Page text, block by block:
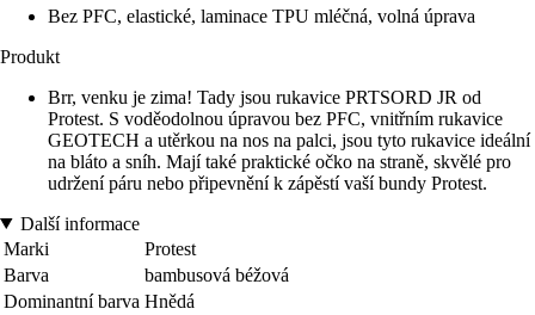
Bez PFC, elastické, laminace TPU mléčná, volná úprava
Produkt
Brr, venku je zima! Tady jsou rukavice PRTSORD JR od
Protest. S voděodolnou úpravou bez PFC, vnitřním rukavice
GEOTECH a utěrkou na nos na palci, jsou tyto rukavice ideální
na bláto a sníh. Mají také praktické očko na straně, skvělé pro
udržení páru nebo připevnění k zápěstí vaší bundy Protest.
Další informace
Marki
Protest
Barva
bambusová béžová
Dominantní barva Hnědá